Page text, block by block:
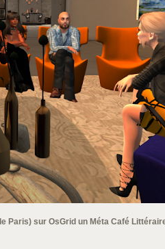
sur OsGrid un Méta Café